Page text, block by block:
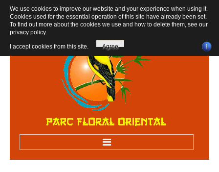
We use cookies to improve our website and your experience when using it.
Cookies used for the essential operation of this site have already been set.
To find out more about the cookies we use and how to delete them, see our
privacy policy.
I accept cookies from this site. Agree